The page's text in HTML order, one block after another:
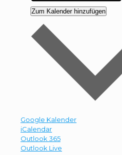
Zum Kalender hinzufügen
Google Kalender
iCalendar
Outlook 365
Outlook Live